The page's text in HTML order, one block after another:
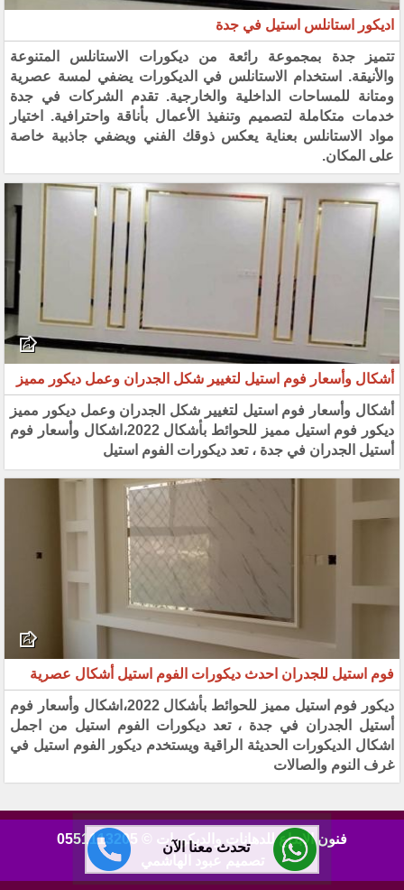
تحدث معنا الآن
اديكور استانلس استيل في جدة
تتميز جدة بمجموعة رائعة من ديكورات الاستانلس المتنوعة
والأنيقة. استخدام الاستانلس في الديكورات يضفي لمسة عصرية
ومتانة للمساحات الداخلية والخارجية. تقدم الشركات في جدة
خدمات متكاملة لتصميم وتنفيذ الأعمال بأناقة واحترافية. اختيار
مواد الاستانلس بعناية يعكس ذوقك الفني ويضفي جاذبية خاصة
على المكان.
أشكال وأسعار فوم استيل لتغيير شكل الجدران وعمل ديكور مميز
أشكال وأسعار فوم استيل لتغيير شكل الجدران وعمل ديكور مميز
ديكور فوم استيل مميز للحوائط بأشكال 2022،اشكال وأسعار فوم
أستيل الجدران في جدة ، تعد ديكورات الفوم استيل
فوم استيل للجدران احدث ديكورات الفوم استيل أشكال عصرية
ديكور فوم استيل مميز للحوائط بأشكال 2022،اشكال وأسعار فوم
أستيل الجدران في جدة ، تعد ديكورات الفوم استيل من اجمل
اشكال الديكورات الحديثة الراقية ويستخدم ديكور الفوم استيل في
غرف النوم والصالات
فنون الابداع للدهانات والديكورات © 0551113205
تصميم عبود الهاشمي